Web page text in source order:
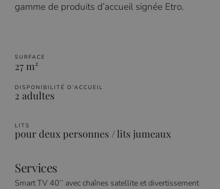
gamme de produits d’accueil signée Etro.
SURFACE
27 m²
DISPONIBILITÉ D’ACCUEIL
2 adultes
LITS
pour deux personnes / lits jumeaux
Services
Smart TV 40’’ avec chaînes satellite et divertissement